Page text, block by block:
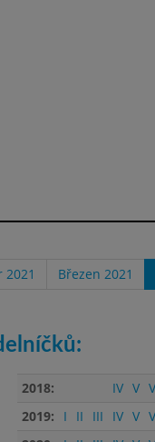
2021 Březen 2021
2018: IV V
2019:
I II III IV V